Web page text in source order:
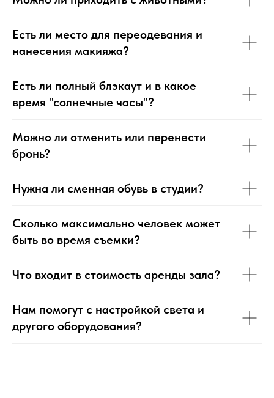
Есть ли место для переодевания и
нанесения макияжа?
Есть ли полный блэкаут и в какое
время "солнечные часы"?
Можно ли отменить или перенести
бронь?
Нужна ли сменная обувь в студии?
Сколько максимально человек может
быть во время съемки?
Что входит в стоимость аренды зала?
Нам помогут с настройкой света и
другого оборудования?